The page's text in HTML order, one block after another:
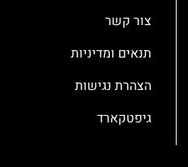
צור קשר
תנאים ומדיניות
הצהרת נגישות
גיפטקארד